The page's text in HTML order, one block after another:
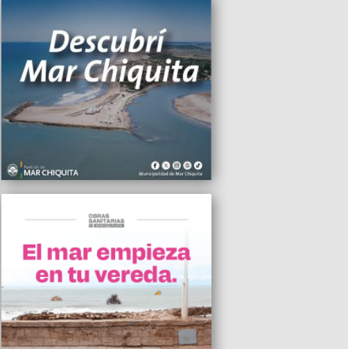
El salario mínimo alcanza para que una familia
cubra sus gastos solo por 19 días
03/06/2025 15:45
Mar Chiquita reafirma su compromiso con la
protección animal
03/06/2025 13:41
El Gobierno Nacional actualizó el recargo para
subsidiar el gas en zonas frías y lo trasladará
03/06/2025 12:45
Wischnivetzky destaca la labor de los
atraer "dinero sucio"
03/06/2025 06:13
Gaza, al menos 27 palestinos muertos por
disparos israelíes cerca de un centro de ayuda
humanitaria
03/06/2025 01:45